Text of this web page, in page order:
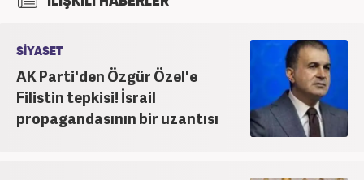
SİYASET
AK Parti'den Özgür Özel'e
Filistin tepkisi! İsrail
propagandasının bir uzantısı